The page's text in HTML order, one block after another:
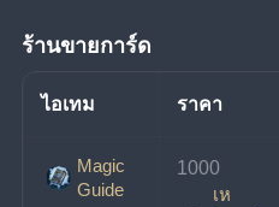
ร้านขายการ์ด
ไอเทม ราคา
Magic
Guide
1000
เห